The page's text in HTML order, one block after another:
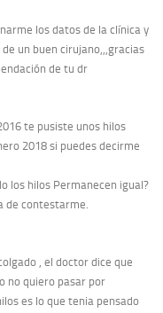
los datos de la clínica y
un buen cirujano,,,gracias
de tu dr
te pusiste unos hilos
2018 si puedes decirme
los hilos Permanecen igual?
de contestarme.
, el doctor dice que
no quiero pasar por
es lo que tenia pensado